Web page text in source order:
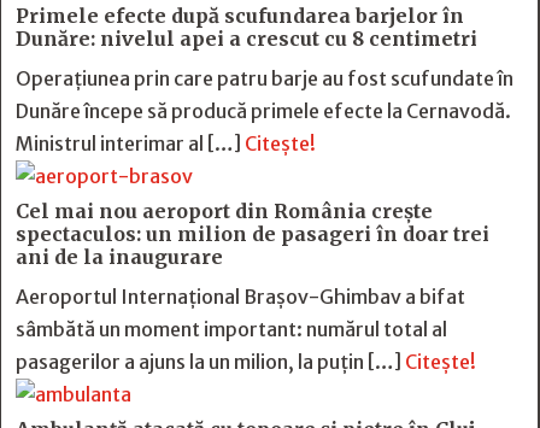
Primele efecte după scufundarea barjelor în
Dunăre: nivelul apei a crescut cu 8 centimetri
Operațiunea prin care patru barje au fost scufundate în
Dunăre începe să producă primele efecte la Cernavodă.
Ministrul interimar al […] Citește!
Cel mai nou aeroport din România crește
spectaculos: un milion de pasageri în doar trei
ani de la inaugurare
Aeroportul Internațional Brașov-Ghimbav a bifat
sâmbătă un moment important: numărul total al
pasagerilor a ajuns la un milion, la puțin […] Citește!